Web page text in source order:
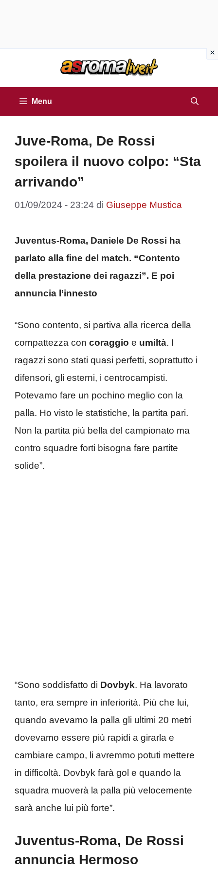
Menu
Juve-Roma, De Rossi
spoilera il nuovo colpo: “Sta
arrivando”
01/09/2024 - 23:24 di Giuseppe Mustica
Juventus-Roma, Daniele De Rossi ha
parlato alla fine del match. “Contento
della prestazione dei ragazzi”. E poi
annuncia l’innesto
“Sono contento, si partiva alla ricerca della
compattezza con coraggio e umiltà. I
ragazzi sono stati quasi perfetti, soprattutto i
difensori, gli esterni, i centrocampisti.
Potevamo fare un pochino meglio con la
palla. Ho visto le statistiche, la partita pari.
Non la partita più bella del campionato ma
contro squadre forti bisogna fare partite
solide”.
“Sono soddisfatto di Dovbyk. Ha lavorato
tanto, era sempre in inferiorità. Più che lui,
quando avevamo la palla gli ultimi 20 metri
dovevamo essere più rapidi a girarla e
cambiare campo, li avremmo potuti mettere
in difficoltà. Dovbyk farà gol e quando la
squadra muoverà la palla più velocemente
sarà anche lui più forte”.
Juventus-Roma, De Rossi
annuncia Hermoso